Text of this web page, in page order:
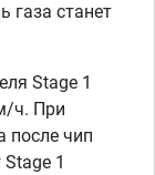
газа станет
Stage 1
ч. При
после чип
1